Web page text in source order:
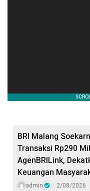
BRI Malang
Transaksi Rp290
AgenBRILink,
Keuangan
admin 2/08/2026